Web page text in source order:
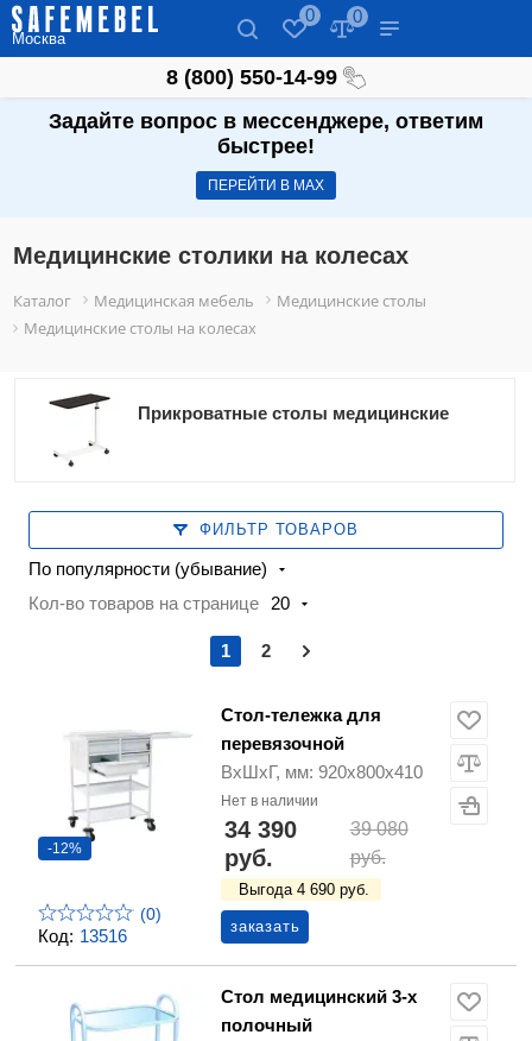
Москва
0 0
8 (800) 550-14-99
Задайте вопрос в мессенджере, ответим
быстрее!
ПЕРЕЙТИ В МАХ
Медицинские столики на колесах
Каталог Медицинская мебель
Медицинские столы
Медицинские столы на колесах
Прикроватные столы медицинские
ФИЛЬТР ТОВАРОВ
По популярности (убывание)
Кол-во товаров на странице
20
1 2
Код: 13516
-12%
(0)
Стол-тележка для
перевязочной
ВхШхГ, мм: 920х800х410
Нет в наличии
34 390
руб.
39 080
руб.
Выгода 4 690 руб.
заказать
Стол медицинский 3-х
полочный